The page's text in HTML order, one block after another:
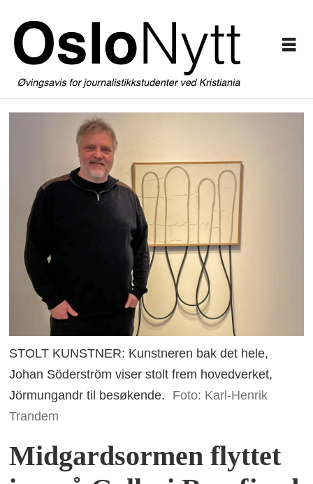
STOLT KUNSTNER: Kunstneren bak det hele,
Johan Söderström viser stolt frem hovedverket,
Jörmungandr til besøkende.
Foto: Karl-Henrik
Trandem
Midgardsormen flyttet